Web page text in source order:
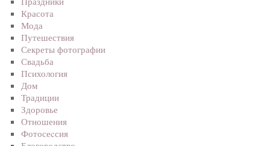
Красота
Мода
Путешествия
Секреты фотографии
Свадьба
Психология
Дом
Традиции
Здоровье
Отношения
Фотосеcсия